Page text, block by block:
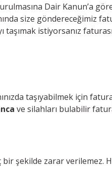
Dair Kanun’a
size göndereceğimiz
istiyorsanız
taşıyabilmek için
ve silahları bulabilir
bir şekilde zarar verilemez.